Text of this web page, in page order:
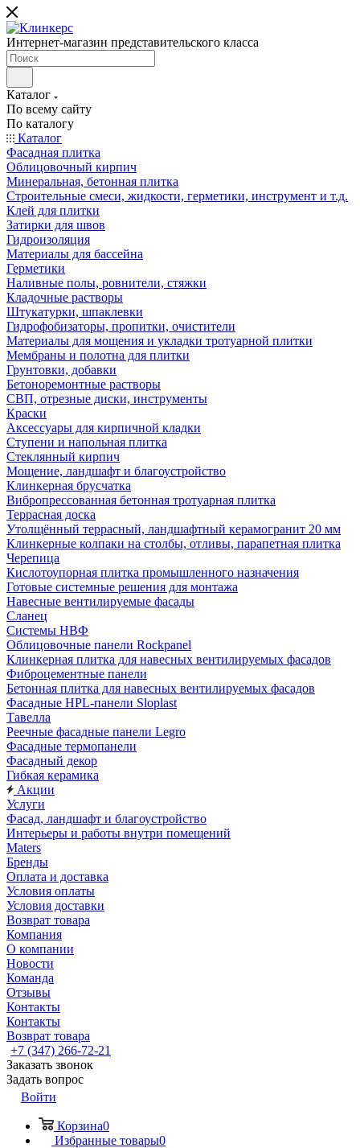
Интернет-магазин представительского класса
Каталог
По всему сайту
По каталогу
Каталог
Фасадная плитка
Облицовочный кирпич
Минеральная, бетонная плитка
Строительные смеси, жидкости, герметики, инструмент и т.д.
Клей для плитки
Затирки для швов
Гидроизоляция
Материалы для бассейна
Герметики
Наливные полы, ровнители, стяжки
Кладочные растворы
Штукатурки, шпаклевки
Гидрофобизаторы, пропитки, очистители
Материалы для мощения и укладки тротуарной плитки
Мембраны и полотна для плитки
Грунтовки, добавки
Бетоноремонтные растворы
СВП, отрезные диски, инструменты
Краски
Аксессуары для кирпичной кладки
Ступени и напольная плитка
Cтеклянный кирпич
Мощение, ландшафт и благоустройство
Клинкерная брусчатка
Вибропрессованная бетонная тротуарная плитка
Террасная доска
Утолщённый террасный, ландшафтный керамогранит 20 мм
Клинкерные колпаки на столбы, отливы, парапетная плитка
Черепица
Кислотоупорная плитка промышленного назначения
Готовые системные решения для монтажа
Навесные вентилируемые фасады
Сланец
Системы НВФ
Облицовочные панели Rockpanel
Клинкерная плитка для навесных вентилируемых фасадов
Фиброцементные панели
Бетонная плитка для навесных вентилируемых фасадов
Фасадные HPL-панели Sloplast
Тавелла
Реечные фасадные панели Legro
Фасадные термопанели
Фасадный декор
Гибкая керамика
Акции
Услуги
Фасад, ландшафт и благоустройство
Интерьеры и работы внутри помещений
Maters
Бренды
Оплата и доставка
Условия оплаты
Условия доставки
Возврат товара
Компания
О компании
Новости
Команда
Отзывы
Контакты
Контакты
Возврат товара
+7 (347) 266-72-21
Заказать звонок
Задать вопрос
Войти
Корзина0
Избранные товары0